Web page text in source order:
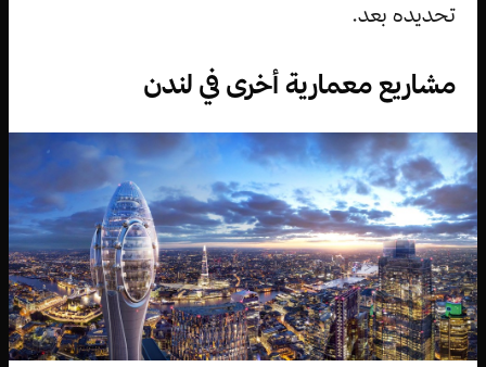
تحديده بعد.
مشاريع معمارية أخرى في لندن